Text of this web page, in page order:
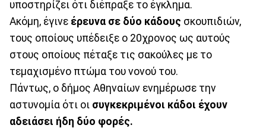
υποστηρίζει ότι διέπραξε το έγκλημα.
Ακόμη, έγινε έρευνα σε δύο κάδους σκουπιδιών,
τους οποίους υπέδειξε ο 20χρονος ως αυτούς
στους οποίους πέταξε τις σακούλες με το
τεμαχισμένο πτώμα του νονού του.
Πάντως, ο δήμος Αθηναίων ενημέρωσε την
αστυνομία ότι οι συγκεκριμένοι κάδοι έχουν
αδειάσει ήδη δύο φορές.